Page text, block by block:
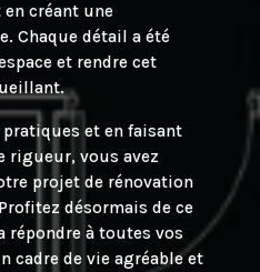
créant une
Chaque détail a été
et rendre cet
et en faisant
rigueur, vous avez
projet de rénovation
désormais de ce
répondre à toutes vos
cadre de vie agréable et